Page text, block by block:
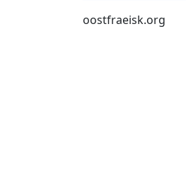
oostfraeisk.org